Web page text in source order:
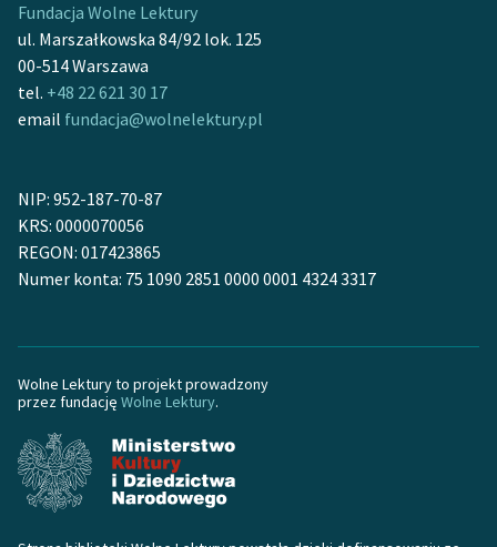
Fundacja Wolne Lektury
ul. Marszałkowska 84/92 lok. 125
00-514 Warszawa
tel. +48 22 621 30 17
email fundacja@wolnelektury.pl
NIP: 952-187-70-87
KRS: 0000070056
REGON: 017423865
Numer konta: 75 1090 2851 0000 0001 4324 3317
Wolne Lektury to projekt prowadzony
przez fundację Wolne Lektury.